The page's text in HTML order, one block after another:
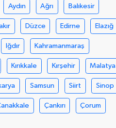
Aydın Ağrı Balıkesir
Düzce Edirne Elazığ
Iğdır Kahramanmaraş
Kırıkkale Kırşehir Malatya
Samsun Siirt Sinop
Çankırı Çorum